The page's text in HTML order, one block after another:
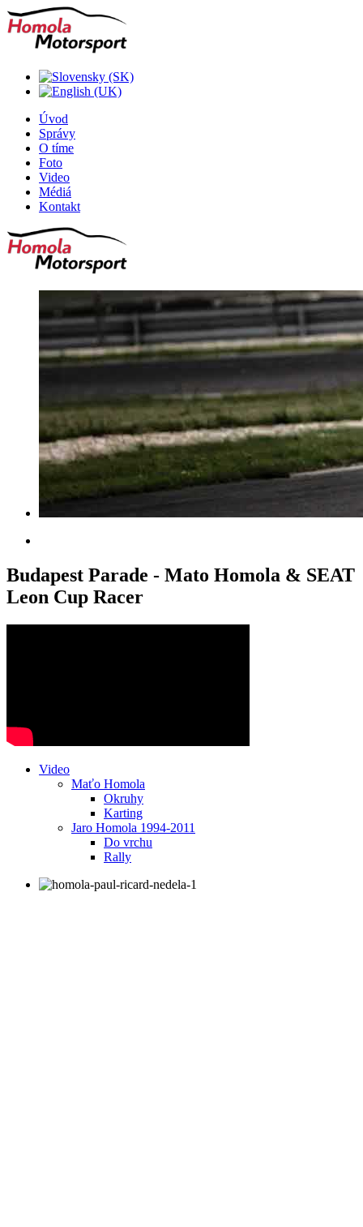
Úvod
Správy
O tíme
Foto
Video
Médiá
Kontakt
Budapest Parade - Mato Homola & SEAT
Leon Cup Racer
Video
Maťo Homola
Okruhy
Karting
Jaro Homola 1994-2011
Do vrchu
Rally